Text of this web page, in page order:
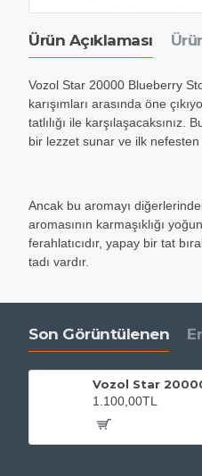
Ürün Açıklaması
Vozol Star 20000 Blueberry
karışımları arasında öne
tatlılığı ile
bir lezzet sunar ve ilk
Ancak bu aromayı
aromasının karmaşıklığı
ferahlatıcıdır, yapay bir tat
tadı vardır.
Son Görüntülenen
1.100,00TL